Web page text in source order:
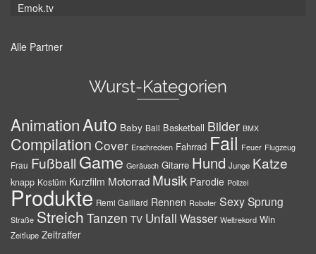
Emok.tv
Alle Partner
Wurst-Kategorien
AnimationAuto Baby Ball Basketball Bilder BMX
Compilation Cover Erschrecken Fahrrad Fail Feuer Flugzeug
Frau Fußball Game Geräusch Gitarre Hund Junge Katze
knapp Kostüm Kurzfilm Motorrad Musik Parodie Polizei
Produkte Remi Gaillard Rennen Roboter SexySprung
Straße Streich Tanzen TV Unfall Wasser Weltrekord Win
Zeitlupe Zeitraffer